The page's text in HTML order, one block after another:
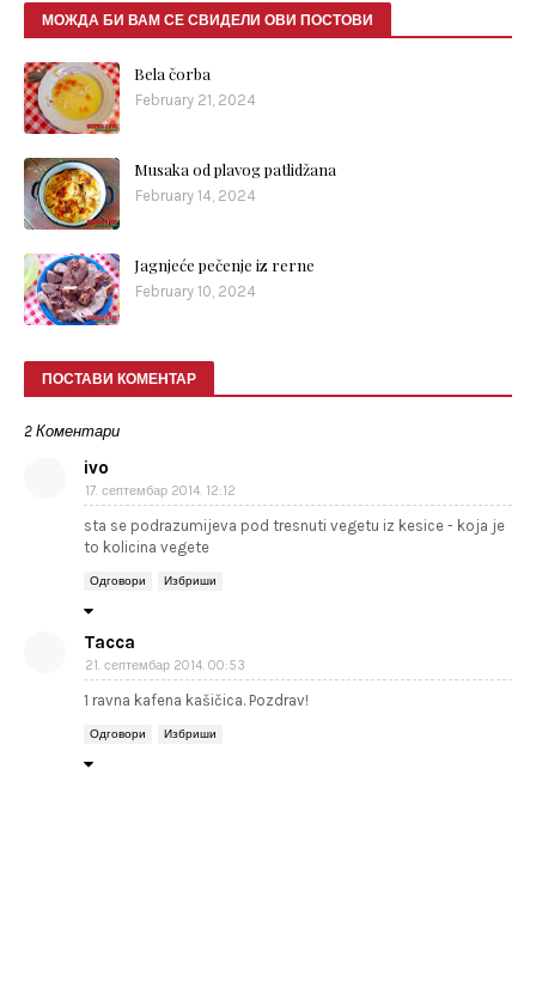
МОЖДА БИ ВАМ СЕ СВИДЕЛИ ОВИ ПОСТОВИ
Bela čorba
February 21, 2024
Musaka od plavog patlidžana
February 14, 2024
Jagnjeće pečenje iz rerne
February 10, 2024
ПОСТАВИ КОМЕНТАР
2 Коментари
ivo
17. септембар 2014. 12:12
sta se podrazumijeva pod tresnuti vegetu iz kesice - koja je
to kolicina vegete
Одговори Избриши
Tacca
21. септембар 2014. 00:53
1 ravna kafena kašičica. Pozdrav!
Одговори Избриши